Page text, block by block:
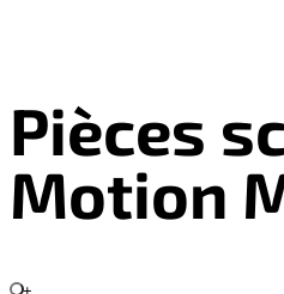
Pièces
Motion